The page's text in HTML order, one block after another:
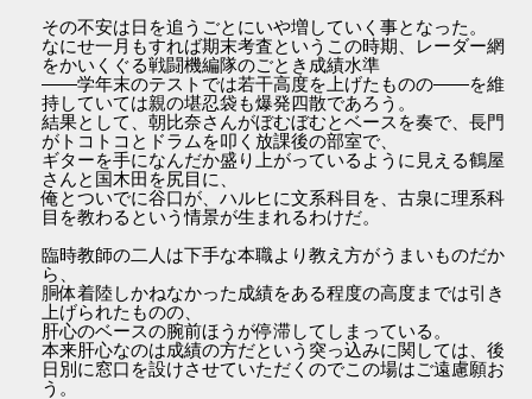
その不安は日を追うごとにいや増していく事となった。
なにせ一月もすれば期末考査というこの時期、レーダー網
をかいくぐる戦闘機編隊のごとき成績水準
――学年末のテストでは若干高度を上げたものの――を維
持していては親の堪忍袋も爆発四散であろう。
結果として、朝比奈さんがぼむぼむとベースを奏で、長門
がトコトコとドラムを叩く放課後の部室で、
ギターを手になんだか盛り上がっているように見える鶴屋
さんと国木田を尻目に、
俺とついでに谷口が、ハルヒに文系科目を、古泉に理系科
目を教わるという情景が生まれるわけだ。
臨時教師の二人は下手な本職より教え方がうまいものだか
ら、
胴体着陸しかねなかった成績をある程度の高度までは引き
上げられたものの、
肝心のベースの腕前ほうが停滞してしまっている。
本来肝心なのは成績の方だという突っ込みに関しては、後
日別に窓口を設けさせていただくのでこの場はご遠慮願お
う。